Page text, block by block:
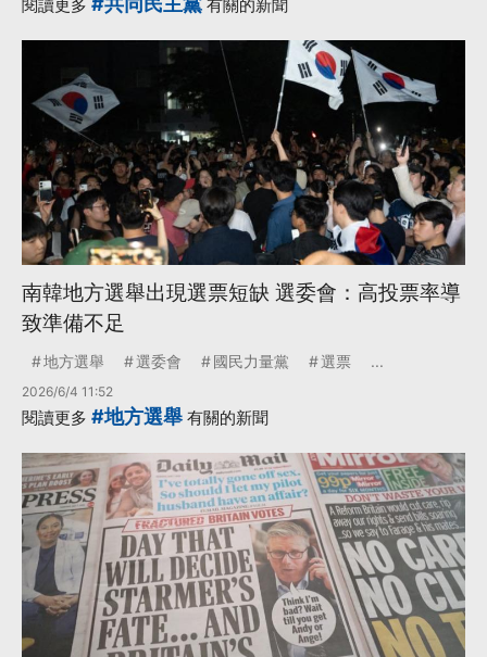
閱讀更多 有關的新聞
南韓地方選舉出現選票短缺 選委會：高投票率導
致準備不足
地方選舉 選委會 國民力量黨 選票 ...
2026/6/4 11:52
閱讀更多 #地方選舉 有關的新聞